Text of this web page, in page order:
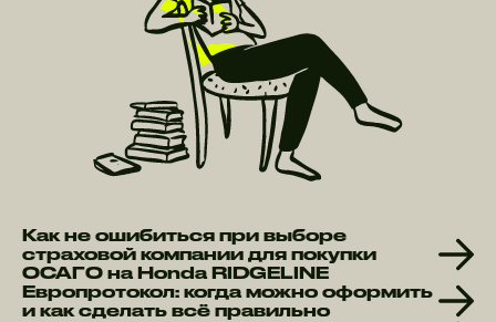
Как не ошибиться при выборе
страховой компании для покупки
ОСАГО на Honda RIDGELINE
Европротокол: когда можно оформить
и как сделать всё правильно